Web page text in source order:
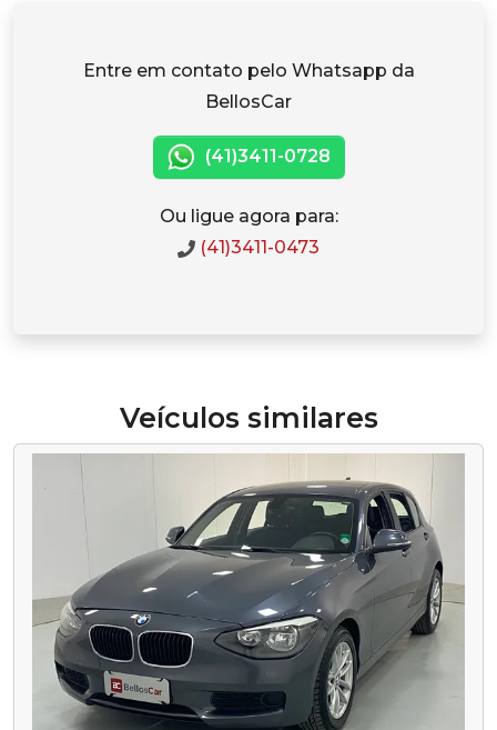
Entre em contato pelo Whatsapp da
BellosCar
(41)3411-0728
Ou ligue agora para:
(41)3411-0473
Veículos similares